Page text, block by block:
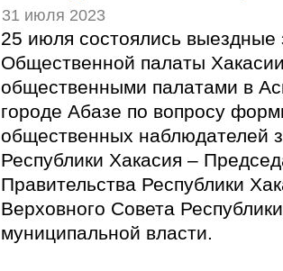
31 июля 2023
25 июля состоялись выездные
Общественной палаты
общественными палатами в
городе Абазе по вопросу
общественных наблюдателей
Республики Хакасия –
Правительства Республики
Верховного Совета
муниципальной власти.